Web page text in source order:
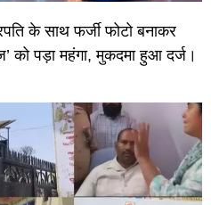
के साथ फर्जी फोटो बनाकर
को पड़ा महंगा, मुकदमा हुआ दर्ज।